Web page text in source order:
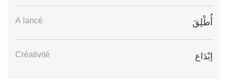
أُطْلِقَ A lancé
إبْدَاع Créativité